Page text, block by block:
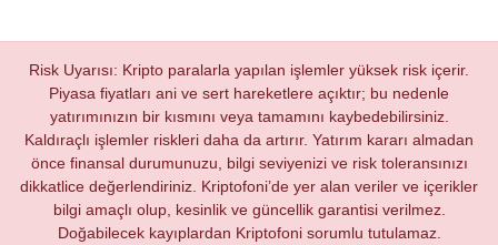
Risk Uyarısı: Kripto paralarla yapılan işlemler yüksek risk içerir.
Piyasa fiyatları ani ve sert hareketlere açıktır; bu nedenle
yatırımınızın bir kısmını veya tamamını kaybedebilirsiniz.
Kaldıraçlı işlemler riskleri daha da artırır. Yatırım kararı almadan
önce finansal durumunuzu, bilgi seviyenizi ve risk toleransınızı
dikkatlice değerlendiriniz. Kriptofoni’de yer alan veriler ve içerikler
bilgi amaçlı olup, kesinlik ve güncellik garantisi verilmez.
Doğabilecek kayıplardan Kriptofoni sorumlu tutulamaz.